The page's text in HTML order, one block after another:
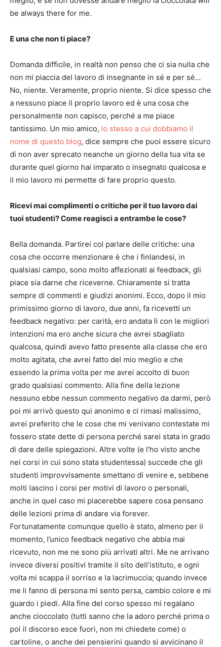
be always there for me.
E una che non ti piace?
Domanda difficile, in realtà non penso che ci sia nulla che
non mi piaccia del lavoro di insegnante in sé e per sé…
No, niente. Veramente, proprio niente. Si dice spesso che
a nessuno piace il proprio lavoro ed è una cosa che
personalmente non capisco, perché a me piace
tantissimo. Un mio amico, lo stesso a cui dobbiamo il
nome di questo blog, dice sempre che puoi essere sicuro
di non aver sprecato neanche un giorno della tua vita se
durante quel giorno hai imparato o insegnato qualcosa e
il mio lavoro mi permette di fare proprio questo.
Ricevi mai complimenti o critiche per il tuo lavoro dai
tuoi studenti? Come reagisci a entrambe le cose?
Bella domanda. Partirei col parlare delle critiche: una
cosa che occorre menzionare è che i finlandesi, in
qualsiasi campo, sono molto affezionati ai feedback, gli
piace sia darne che riceverne. Chiaramente si tratta
sempre di commenti e giudizi anonimi. Ecco, dopo il mio
primissimo giorno di lavoro, due anni, fa ricevetti un
feedback negativo: per carità, ero andata lì con le migliori
intenzioni ma ero anche sicura che avrei sbagliato
qualcosa, quindi avevo fatto presente alla classe che ero
molto agitata, che avrei fatto del mio meglio e che
essendo la prima volta per me avrei accolto di buon
grado qualsiasi commento. Alla fine della lezione
nessuno ebbe nessun commento negativo da darmi, però
poi mi arrivò questo qui anonimo e ci rimasi malissimo,
avrei preferito che le cose che mi venivano contestate mi
fossero state dette di persona perché sarei stata in grado
di dare delle spiegazioni. Altre volte (e l’ho visto anche
nei corsi in cui sono stata studentessa) succede che gli
studenti improvvisamente smettano di venire e, sebbene
molti lascino i corsi per motivi di lavoro o personali,
anche in quel caso mi piacerebbe sapere cosa pensano
delle lezioni prima di andare via forever.
Fortunatamente comunque quello è stato, almeno per il
momento, l’unico feedback negativo che abbia mai
ricevuto, non me ne sono più arrivati altri. Me ne arrivano
invece diversi positivi tramite il sito dell’istituto, e ogni
volta mi scappa il sorriso e la lacrimuccia; quando invece
me li fanno di persona mi sento persa, cambio colore e mi
guardo i piedi. Alla fine del corso spesso mi regalano
anche cioccolato (tutti sanno che la adoro perché prima o
poi il discorso esce fuori, non mi chiedete come) o
cartoline, o anche dei pensierini quando si avvicinano il